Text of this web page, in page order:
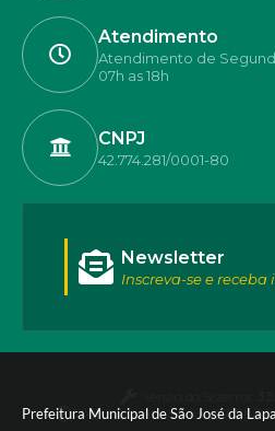
Prefeitura Municipal de São José da
Atendimento
Atendimento de
07h as 18h
CNPJ
42.774.281/0001-80
Newsletter
Inscreva-se e
Portal atualizado em:07/08/